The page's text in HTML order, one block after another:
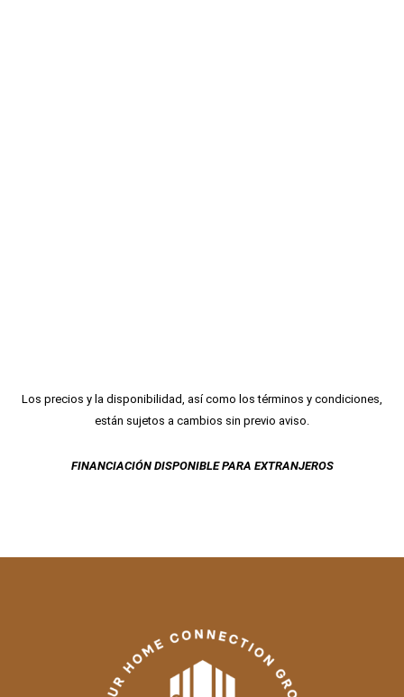
Los precios y la disponibilidad, así como los términos y condiciones,
están sujetos a cambios sin previo aviso.
FINANCIACIÓN DISPONIBLE PARA EXTRANJEROS